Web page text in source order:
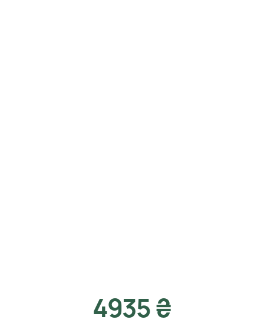
4935 ₴